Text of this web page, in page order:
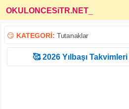
OKULONCESiTR.NET
😏 KATEGORİ: Tutanaklar
🥰 2026 Yılbaşı